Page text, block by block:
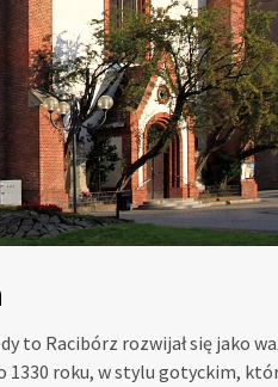
to Racibórz rozwijał się jako
roku, w stylu gotyckim,